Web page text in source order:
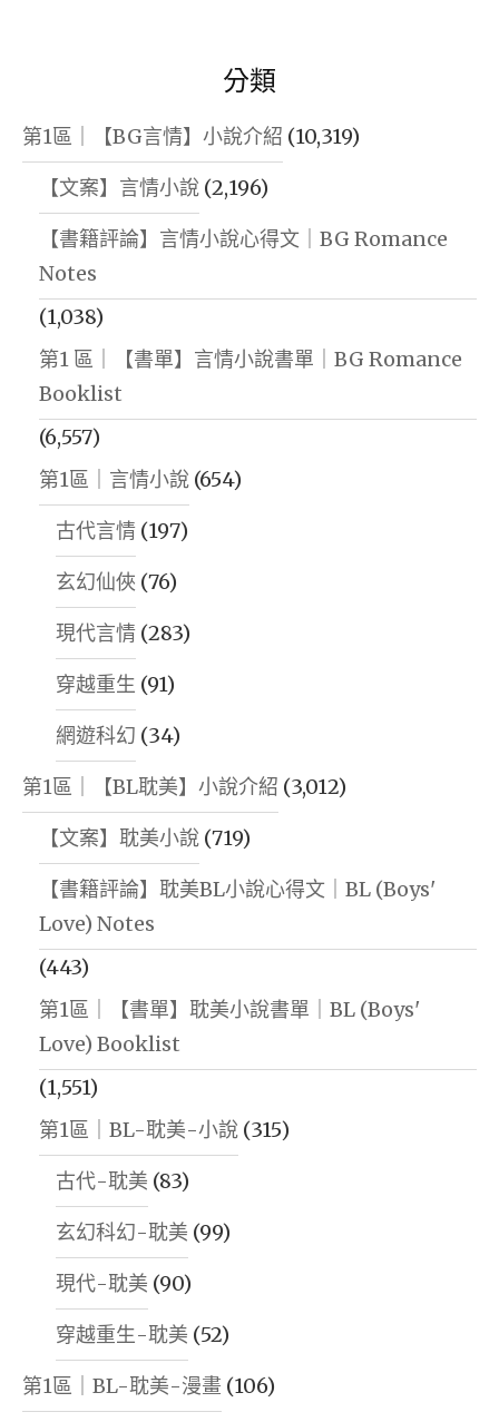
分類
第1區｜【BG言情】小說介紹 (10,319)
【文案】言情小說 (2,196)
【書籍評論】言情小說心得文｜BG Romance
Notes
(1,038)
第1 區｜【書單】言情小說書單｜BG Romance
Booklist
(6,557)
第1區｜言情小說 (654)
古代言情 (197)
玄幻仙俠 (76)
現代言情 (283)
穿越重生 (91)
網遊科幻 (34)
第1區｜【BL耽美】小說介紹 (3,012)
【文案】耽美小說 (719)
【書籍評論】耽美BL小說心得文｜BL (Boys'
Love) Notes
(443)
第1區｜【書單】耽美小說書單｜BL (Boys'
Love) Booklist
(1,551)
第1區｜BL-耽美-小說 (315)
古代-耽美 (83)
玄幻科幻-耽美 (99)
現代-耽美 (90)
穿越重生-耽美 (52)
第1區｜BL-耽美-漫畫 (106)